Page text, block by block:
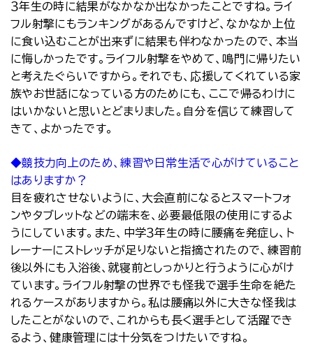
３年生の時に結果がなかなか出なかったことですね。ライ
フル射撃にもランキングがあるんですけど、なかなか上位
に食い込むことが出来ずに結果も伴わなかったので、本当
に悔しかったです。ライフル射撃をやめて、鳴門に帰りたい
と考えたぐらいですから。それでも、応援してくれている家
族やお世話になっている方のためにも、ここで帰るわけに
はいかないと思いとどまりました。自分を信じて練習して
きて、よかったです。
◆競技力向上のため、練習や日常生活で心がけていること
はありますか？
目を疲れさせないように、大会直前になるとスマートフォ
ンやタブレットなどの端末を、必要最低限の使用にするよ
うにしています。また、中学３年生の時に腰痛を発症し、ト
レーナーにストレッチが足りないと指摘されたので、練習前
後以外にも入浴後、就寝前としっかりと行うように心がけ
ています。ライフル射撃の世界でも怪我で選手生命を絶た
れるケースがありますから。私は腰痛以外に大きな怪我は
したことがないので、これからも長く選手として活躍でき
るよう、健康管理には十分気をつけたいですね。